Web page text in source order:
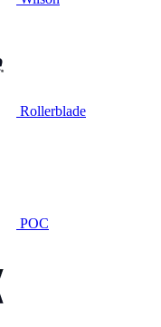
Rollerblade
POC